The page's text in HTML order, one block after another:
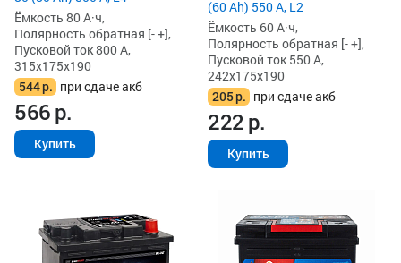
Ёмкость 80 А·ч,
Полярность обратная [- +],
Пусковой ток 800 А,
315x175x190
544р. при сдаче акб
566р.
Купить
(60 Ah) 550 А, L2
Ёмкость 60 А·ч,
Полярность обратная [- +],
Пусковой ток 550 А,
242x175x190
205р. при сдаче акб
222р.
Купить